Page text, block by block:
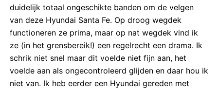
duidelijk totaal ongeschikte banden om de velgen
van deze Hyundai Santa Fe. Op droog wegdek
functioneren ze prima, maar op nat wegdek vind ik
ze (in het grensbereik!) een regelrecht een drama. Ik
schrik niet snel maar dit voelde niet fijn aan, het
voelde aan als ongecontroleerd glijden en daar hou ik
niet van. Ik heb eerder een Hyundai gereden met